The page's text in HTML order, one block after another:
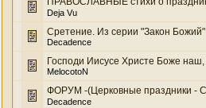
Deja Vu
Сретение. Из серии "Закон Божий"
Decadence
Господи Иисусе Христе Боже
MelocotoN
ФОРУМ -(Церковные праздники -
Decadence